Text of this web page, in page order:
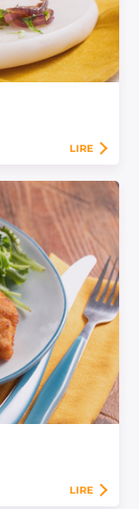
LIRE
LIRE